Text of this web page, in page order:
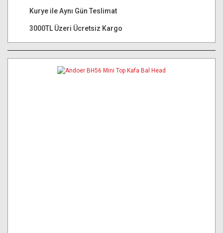
Kurye ile Aynı Gün Teslimat
3000TL Üzeri Ücretsiz Kargo